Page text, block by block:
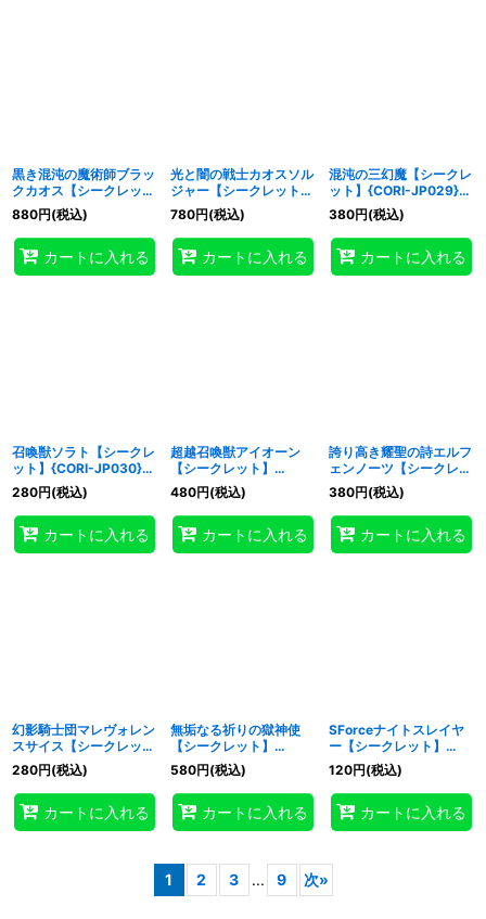
黒き混沌の魔術師ブラッ
クカオス【シークレッ
ト】{CORI-JP027}《儀
式》
880円(税込)
カートに入れる
光と闇の戦士カオスソル
ジャー【シークレット】
{CORI-JP028}《儀式》
780円(税込)
カートに入れる
混沌の三幻魔【シークレ
ット】{CORI-JP029}
《融合》
380円(税込)
カートに入れる
召喚獣ソラト【シークレ
ット】{CORI-JP030}
《融合》
280円(税込)
カートに入れる
超越召喚獣アイオーン
【シークレット】
{CORI-JP033}《融合》
480円(税込)
カートに入れる
誇り高き耀聖の詩エルフ
ェンノーツ【シークレッ
ト】{CORI-JP035}《シ
ンクロ》
380円(税込)
カートに入れる
幻影騎士団マレヴォレン
スサイス【シークレッ
ト】{CORI-JP037}《エ
クシーズ》
280円(税込)
カートに入れる
無垢なる祈りの獄神使
【シークレット】
{CORI-JP039}《リン
ク》
580円(税込)
カートに入れる
SForceナイトスレイヤ
ー【シークレット】
{CORI-JP040}《リン
ク》
120円(税込)
カートに入れる
1 2 3 ... 9 次»